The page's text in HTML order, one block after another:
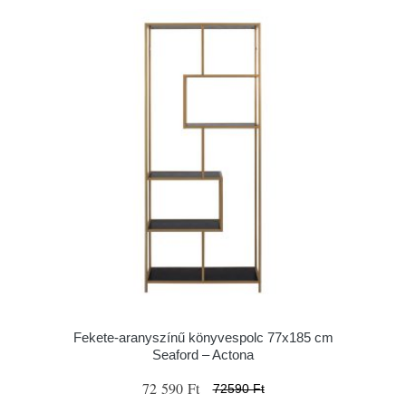
Fekete-aranyszínű könyvespolc 77x185 cm
Seaford – Actona
72 590 Ft 72590 Ft